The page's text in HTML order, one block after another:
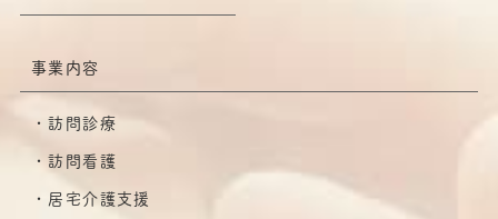
事業内容
訪問診療
訪問看護
居宅介護支援